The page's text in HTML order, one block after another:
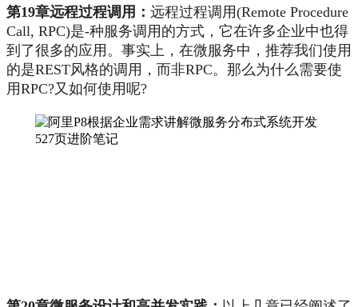
第19章远程过程调用： 远程过程调用(Remote Procedure
Call, RPC)是-种服务调用的方式，它在许多企业中也得
到了很多的应用。事实上，在微服务中，推荐我们使用
的是REST风格的调用，而非RPC。那么为什么需要使
用RPC?又如何使用呢?